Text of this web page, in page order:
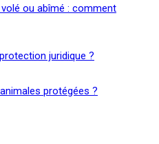
ou abîmé : comment
juridique ?
protégées ?